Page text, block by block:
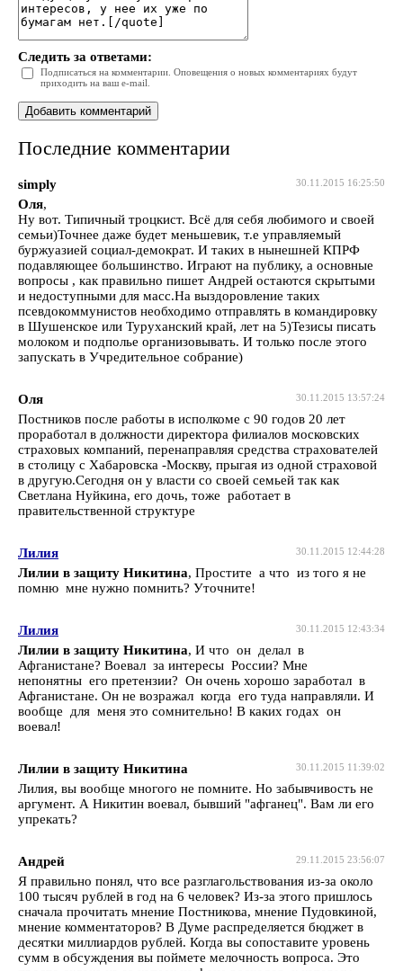
Следить за ответами:
Подписаться на комментарии. Оповещения о новых комментариях будут
приходить на ваш e-mail.
Последние комментарии
30.11.2015 16:25:50
simply
Оля,
Ну вот. Типичный троцкист. Всё для себя любимого и своей
семьи)Точнее даже будет меньшевик, т.е управляемый
буржуазией социал-демократ. И таких в нынешней КПРФ
подавляющее большинство. Играют на публику, а основные
вопросы , как правильно пишет Андрей остаются скрытыми
и недоступными для масс.На выздоровление таких
псевдокоммунистов необходимо отправлять в командировку
в Шушенское или Туруханский край, лет на 5)Тезисы писать
молоком и подполье организовывать. И только после этого
запускать в Учредительное собрание)
30.11.2015 13:57:24
Оля
Постников после работы в исполкоме с 90 годов 20 лет
проработал в должности директора филиалов московских
страховых компаний, перенаправляя средства страхователей
в столицу с Хабаровска -Москву, прыгая из одной страховой
в другую.Сегодня он у власти со своей семьей так как
Светлана Нуйкина, его дочь, тоже работает в
правительственной структуре
30.11.2015 12:44:28
Лилия
Лилии в защиту Никитина, Простите а что из того я не
помню мне нужно помнить? Уточните!
30.11.2015 12:43:34
Лилия
Лилии в защиту Никитина, И что он делал в
Афганистане? Воевал за интересы России? Мне
непонятны его претензии? Он очень хорошо заработал в
Афганистане. Он не возражал когда его туда направляли. И
вообще для меня это сомнительно! В каких годах он
воевал!
30.11.2015 11:39:02
Лилии в защиту Никитина
Лилия, вы вообще многого не помните. Но забывчивость не
аргумент. А Никитин воевал, бывший "афганец". Вам ли его
упрекать?
29.11.2015 23:56:07
Андрей
Я правильно понял, что все разглагольствования из-за около
100 тысяч рублей в год на 6 человек? Из-за этого пришлось
сначала прочитать мнение Постникова, мнение Пудовкиной,
мнение комментаторов? В Думе распределяется бюджет в
десятки миллиардов рублей. Когда вы сопоставите уровень
сумм в обсуждения вы поймете мелочность вопроса. Это